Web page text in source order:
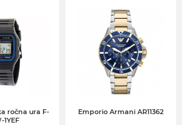
ročna ura F-
1YEF
Emporio Armani AR11362